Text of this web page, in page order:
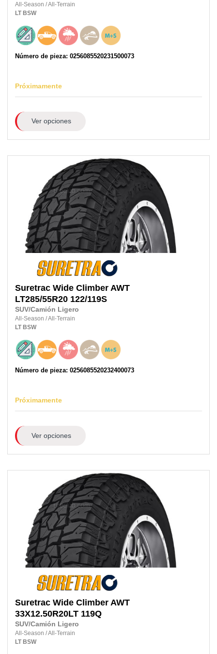
All-Season /All-Terrain
LT BSW
Número de pieza: 0256085520231500073
Próximamente
Ver opciones
Suretrac Wide Climber AWT
LT285/55R20 122/119S
SUV/Camión Ligero
All-Season /All-Terrain
LT BSW
Número de pieza: 0256085520232400073
Próximamente
Ver opciones
Suretrac Wide Climber AWT
33X12.50R20LT 119Q
SUV/Camión Ligero
All-Season /All-Terrain
LT BSW